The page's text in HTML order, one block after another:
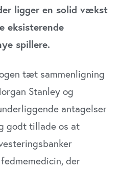
ligger en solid vækst
eksisterende
spillere.
tæt sammenligning
Stanley og
antagelser
godt tillade os at
der